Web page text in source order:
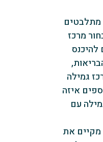
מרכז
להיכנס
גמילה
איזה
עם
את